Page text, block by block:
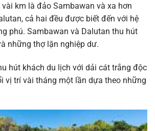
km là đảo Sambawan và xa hơn
cả hai đều được biết đến với hệ
phú. Sambawan và Dalutan thu hút
những thợ lặn nghiệp dư.
hút khách du lịch với dải cát trắng độc
vị trí vài tháng một lần dựa theo những